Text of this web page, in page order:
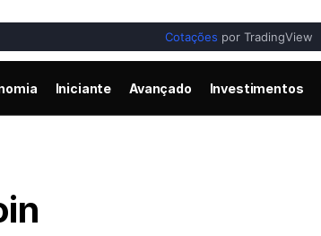
Cotações por TradingView
Iniciante Avançado Investimentos